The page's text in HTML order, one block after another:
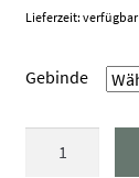
Lieferzeit: verfügbar
Gebinde